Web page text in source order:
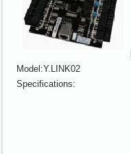
Model:Y.LINK02
Specifications: